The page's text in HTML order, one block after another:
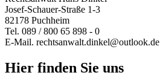
Josef-Schauer-Straße 1-3
82178 Puchheim
Tel. 089 / 800 65 898 - 0
E-Mail. rechtsanwalt.dinkel@outlook.de
Hier finden Sie uns